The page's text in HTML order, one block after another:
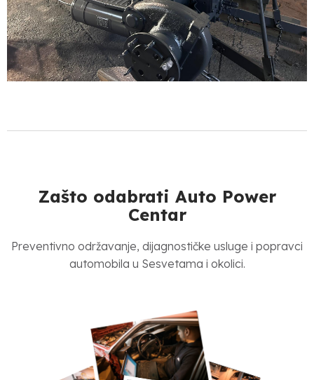
Zašto odabrati Auto Power
Centar
Preventivno održavanje, dijagnostičke usluge i popravci
automobila u Sesvetama i okolici.